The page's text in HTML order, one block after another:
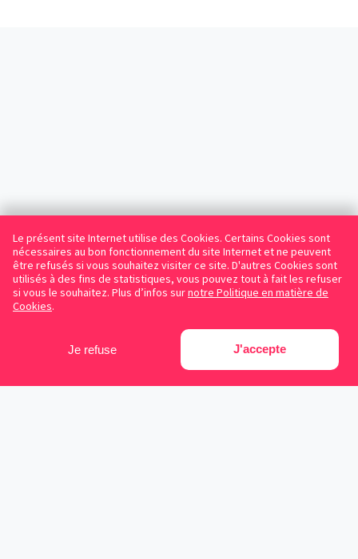
Le présent site Internet utilise des Cookies. Certains Cookies sont
nécessaires au bon fonctionnement du site Internet et ne peuvent
être refusés si vous souhaitez visiter ce site. D'autres Cookies sont
utilisés à des fins de statistiques, vous pouvez tout à fait les refuser
si vous le souhaitez. Plus d’infos surnotre Politique en matière de
Cookies.
Je refuse J'accepte